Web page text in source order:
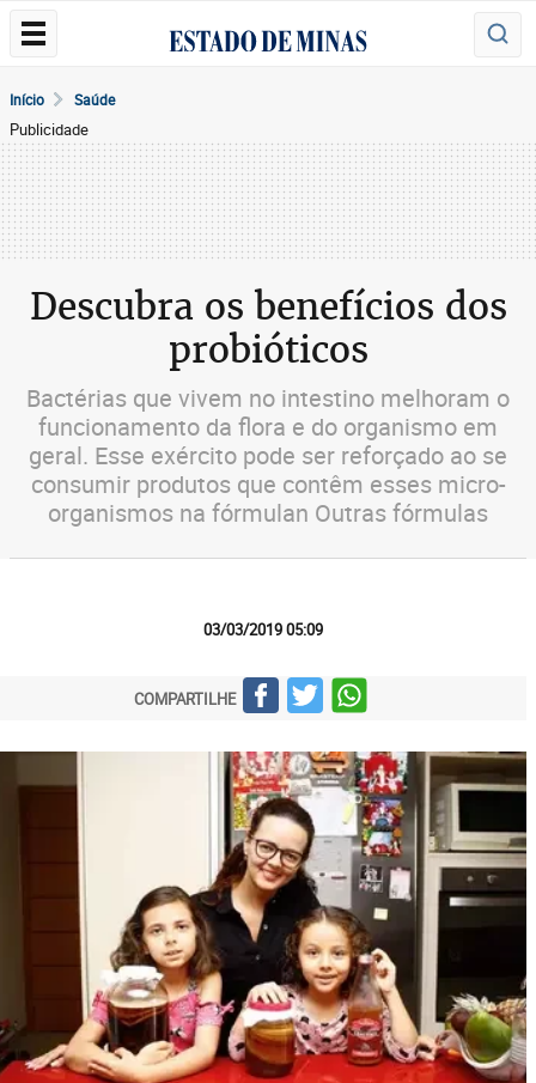
Início Saúde
Publicidade
Descubra os benefícios dos
probióticos
Bactérias que vivem no intestino melhoram o
funcionamento da flora e do organismo em
geral. Esse exército pode ser reforçado ao se
consumir produtos que contêm esses micro-
organismos na fórmulan Outras fórmulas
03/03/2019 05:09
COMPARTILHE